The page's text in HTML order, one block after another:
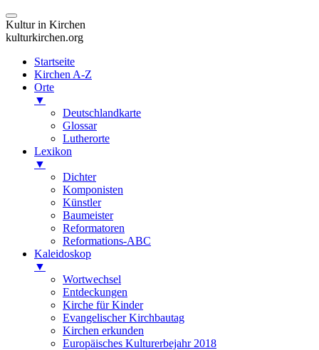
Kultur in Kirchen
kulturkirchen.org
Startseite
Kirchen A-Z
Orte
▼
Deutschlandkarte
Glossar
Lutherorte
Lexikon
▼
Dichter
Komponisten
Künstler
Baumeister
Reformatoren
Reformations-ABC
Kaleidoskop
▼
Wortwechsel
Entdeckungen
Kirche für Kinder
Evangelischer Kirchbautag
Kirchen erkunden
Europäisches Kulturerbejahr 2018